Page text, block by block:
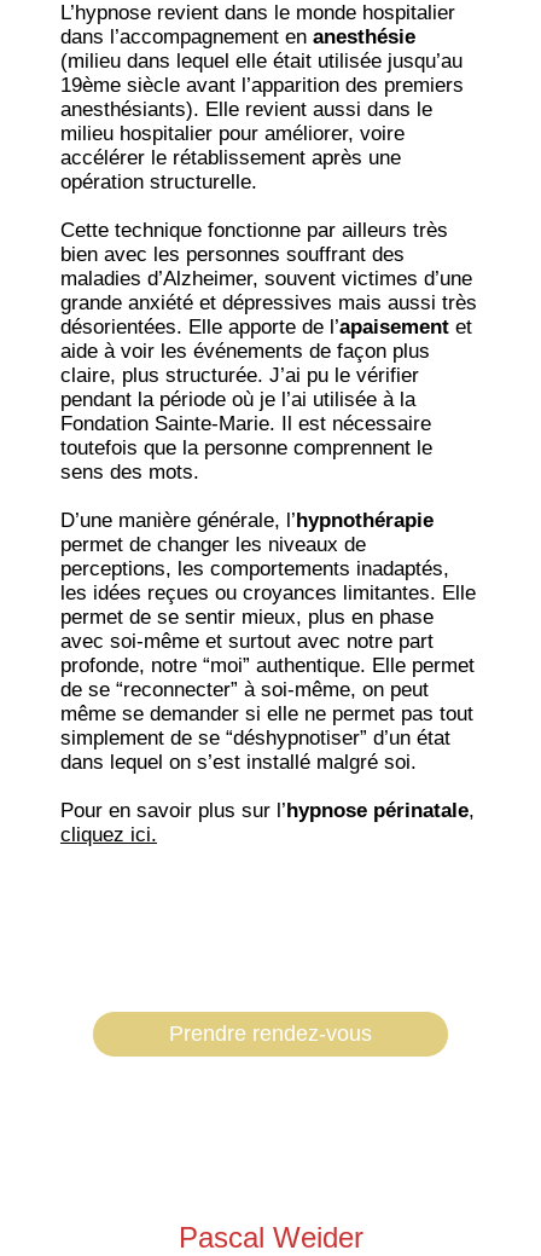
L’hypnose revient dans le monde hospitalier
dans l’accompagnement en anesthésie
(milieu dans lequel elle était utilisée jusqu’au
19ème siècle avant l’apparition des premiers
anesthésiants). Elle revient aussi dans le
milieu hospitalier pour améliorer, voire
accélérer le rétablissement après une
opération structurelle.
Cette technique fonctionne par ailleurs très
bien avec les personnes souffrant des
maladies d’Alzheimer, souvent victimes d’une
grande anxiété et dépressives mais aussi très
désorientées. Elle apporte de l’apaisement et
aide à voir les événements de façon plus
claire, plus structurée. J’ai pu le vérifier
pendant la période où je l’ai utilisée à la
Fondation Sainte-Marie. Il est nécessaire
toutefois que la personne comprennent le
sens des mots.
D’une manière générale, l’hypnothérapie
permet de changer les niveaux de
perceptions, les comportements inadaptés,
les idées reçues ou croyances limitantes. Elle
permet de se sentir mieux, plus en phase
avec soi-même et surtout avec notre part
profonde, notre “moi” authentique. Elle permet
de se “reconnecter” à soi-même, on peut
même se demander si elle ne permet pas tout
simplement de se “déshypnotiser” d’un état
dans lequel on s’est installé malgré soi.
Pour en savoir plus sur l’hypnose périnatale,
cliquez ici.
Prendre rendez-vous
Pascal Weider